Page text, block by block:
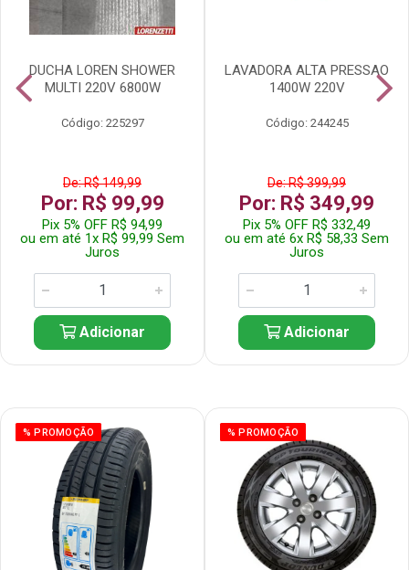
DUCHA LOREN SHOWER
MULTI 220V 6800W
Código: 225297
De: R$ 149,99
Por: R$ 99,99
Pix 5% OFF R$ 94,99
ou em até 1x R$ 99,99 Sem
Juros
Adicionar
LAVADORA ALTA PRESSAO
1400W 220V
Código: 244245
De: R$ 399,99
Por: R$ 349,99
Pix 5% OFF R$ 332,49
ou em até 6x R$ 58,33 Sem
Juros
Adicionar
% PROMOÇÃO % PROMOÇÃO